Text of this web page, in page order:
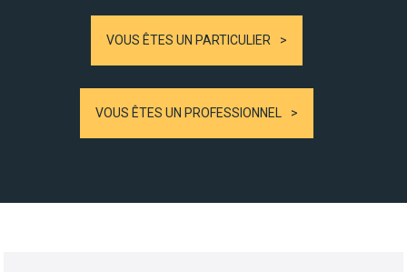
VOUS ÊTES UN PARTICULIER
VOUS ÊTES UN PROFESSIONNEL